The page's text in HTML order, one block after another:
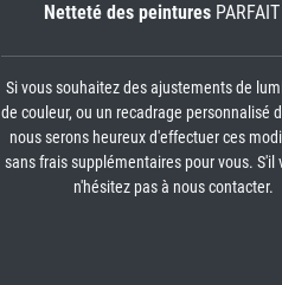
Netteté des peinturesPARFAIT
Si vous souhaitez des ajustements de
de couleur, ou un recadrage personnalisé
nous serons heureux d'effectuer ces
sans frais supplémentaires pour vous. S'il
n'hésitez pas à nous contacter.